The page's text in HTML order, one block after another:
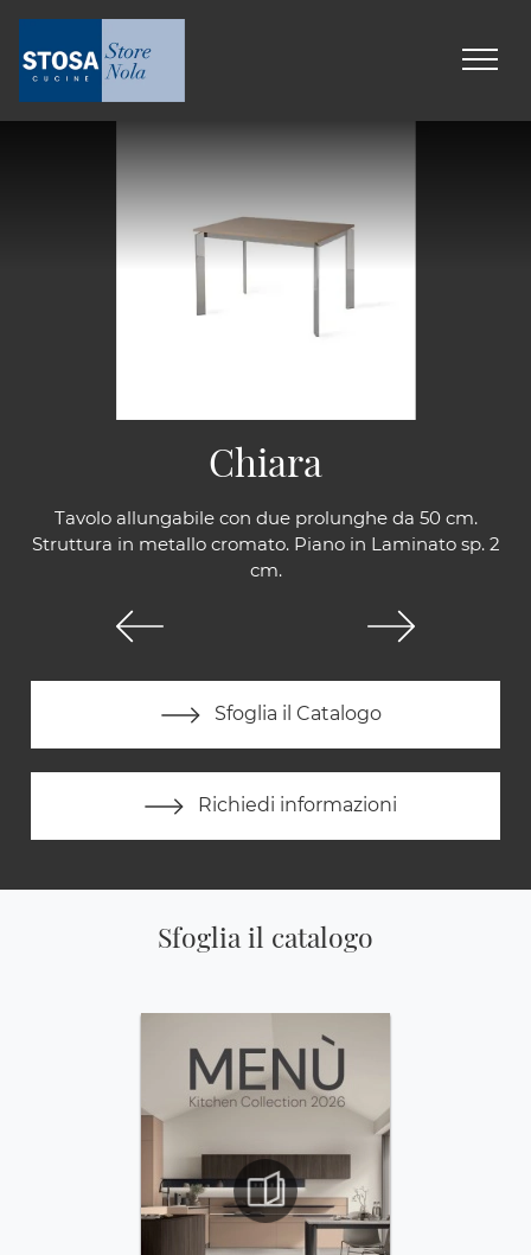
Tavolo allungabile con due prolunghe da 50 cm.
Struttura in metallo cromato. Piano in Laminato sp. 2
cm.
Sfoglia il Catalogo
Richiedi informazioni
Chiara
Sfoglia il catalogo